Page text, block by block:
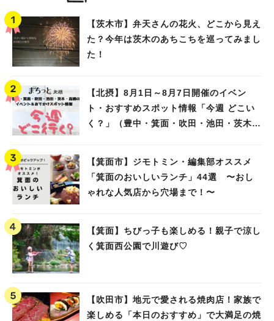
【茨木市】弁天さんの花火、どこから見え
た？今年は茨木のあちこちを巡ってみまし
た！
【北摂】8月1日～8月7日開催のイベン
ト・おすすめスポット情報「今週 どこい
く？」（豊中・箕面・吹田・池田・茨木・
【箕面市】ジモトミン・編集部オススメ
「箕面のおいしいランチ」44選 〜おし
ゃれな人気店から穴場まで！〜
【箕面】ちびっ子も楽しめる！親子で涼し
く箕面西公園で川遊び♡
【吹田市】地元で愛される焼肉店！家族で
楽しめる「本日のおすすめ」で大満足の焼